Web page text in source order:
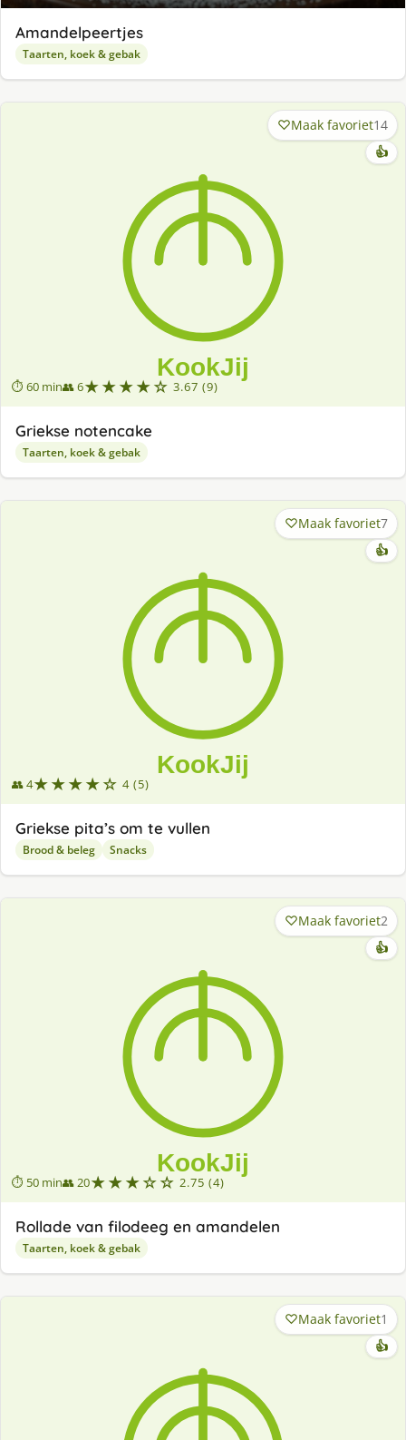
Amandelpeertjes
Taarten, koek & gebak
⏱ 60 min👥 6★★★★☆ 3.67 (9)
Maak favoriet14
👍
Griekse notencake
Taarten, koek & gebak
👥 4★★★★☆ 4 (5)
Maak favoriet7
👍
Griekse pita’s om te vullen
Brood & beleg Snacks
⏱ 50 min👥 20★★★☆☆ 2.75 (4)
Maak favoriet2
👍
Rollade van filodeeg en amandelen
Taarten, koek & gebak
Maak favoriet1
👍